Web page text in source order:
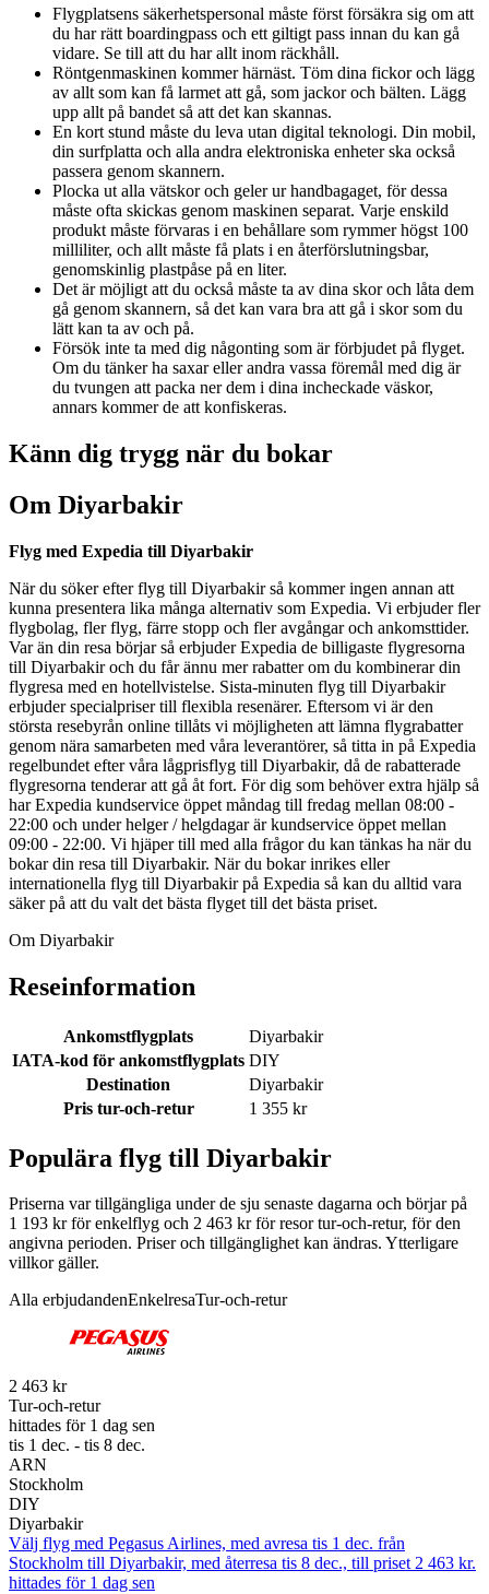
Flygplatsens säkerhetspersonal måste först försäkra sig om att
du har rätt boardingpass och ett giltigt pass innan du kan gå
vidare. Se till att du har allt inom räckhåll.
Röntgenmaskinen kommer härnäst. Töm dina fickor och lägg
av allt som kan få larmet att gå, som jackor och bälten. Lägg
upp allt på bandet så att det kan skannas.
En kort stund måste du leva utan digital teknologi. Din mobil,
din surfplatta och alla andra elektroniska enheter ska också
passera genom skannern.
Plocka ut alla vätskor och geler ur handbagaget, för dessa
måste ofta skickas genom maskinen separat. Varje enskild
produkt måste förvaras i en behållare som rymmer högst 100
milliliter, och allt måste få plats i en återförslutningsbar,
genomskinlig plastpåse på en liter.
Det är möjligt att du också måste ta av dina skor och låta dem
gå genom skannern, så det kan vara bra att gå i skor som du
lätt kan ta av och på.
Försök inte ta med dig någonting som är förbjudet på flyget.
Om du tänker ha saxar eller andra vassa föremål med dig är
du tvungen att packa ner dem i dina incheckade väskor,
annars kommer de att konfiskeras.
Känn dig trygg när du bokar
Om Diyarbakir
Flyg med Expedia till Diyarbakir
När du söker efter flyg till Diyarbakir så kommer ingen annan att
kunna presentera lika många alternativ som Expedia. Vi erbjuder fler
flygbolag, fler flyg, färre stopp och fler avgångar och ankomsttider.
Var än din resa börjar så erbjuder Expedia de billigaste flygresorna
till Diyarbakir och du får ännu mer rabatter om du kombinerar din
flygresa med en hotellvistelse. Sista-minuten flyg till Diyarbakir
erbjuder specialpriser till flexibla resenärer. Eftersom vi är den
största resebyrån online tillåts vi möjligheten att lämna flygrabatter
genom nära samarbeten med våra leverantörer, så titta in på Expedia
regelbundet efter våra lågprisflyg till Diyarbakir, då de rabatterade
flygresorna tenderar att gå åt fort. För dig som behöver extra hjälp så
har Expedia kundservice öppet måndag till fredag mellan 08:00 -
22:00 och under helger / helgdagar är kundservice öppet mellan
09:00 - 22:00. Vi hjäper till med alla frågor du kan tänkas ha när du
bokar din resa till Diyarbakir. När du bokar inrikes eller
internationella flyg till Diyarbakir på Expedia så kan du alltid vara
säker på att du valt det bästa flyget till det bästa priset.
Om Diyarbakir
Reseinformation
Ankomstflygplats
Diyarbakir
IATA-kod för ankomstflygplats DIY
Destination
Diyarbakir
Pris tur-och-retur
1 355 kr
Populära flyg till Diyarbakir
Priserna var tillgängliga under de sju senaste dagarna och börjar på
1 193 kr för enkelflyg och 2 463 kr för resor tur-och-retur, för den
angivna perioden. Priser och tillgänglighet kan ändras. Ytterligare
villkor gäller.
Alla erbjudandenEnkelresaTur-och-retur
2 463 kr
Tur-och-retur
hittades för 1 dag sen
tis 1 dec. - tis 8 dec.
ARN
Stockholm
DIY
Diyarbakir
Välj flyg med Pegasus Airlines, med avresa tis 1 dec. från
Stockholm till Diyarbakir, med återresa tis 8 dec., till priset 2 463 kr.
hittades för 1 dag sen